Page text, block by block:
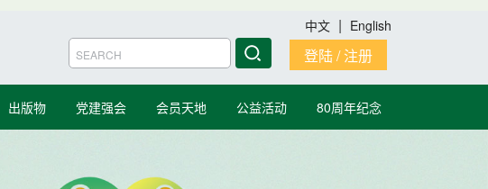
中文 | English
登陆 / 注册
出版物 党建强会 会员天地 公益活动 80周年纪念